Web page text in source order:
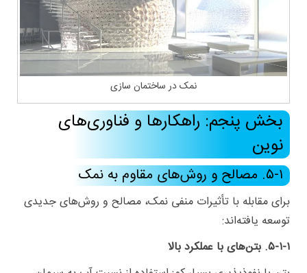
نمک در ساختمان سازی
بخش پنجم: راهکارها و فناوری‌های
نوین
۵-۱. مصالح و روش‌های مقاوم به نمک
برای مقابله با تأثیرات منفی نمک، مصالح و روش‌های جدیدی
توسعه یافته‌اند:
۵-۱-۱. بتن‌های با عملکرد بالا